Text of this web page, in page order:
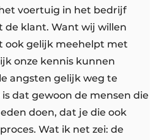
voertuig in het bedrijf
de klant. Want wij willen
ook gelijk meehelpt met
onze kennis kunnen
angsten gelijk weg te
dat gewoon de mensen die
doen, dat je die ook
Wat ik net zei: de